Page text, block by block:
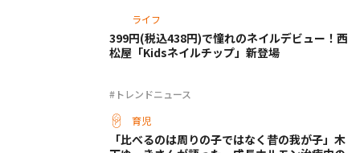
ライフ
#トレンドニュース
399円(税込438円)で憧れのネイルデビュー！西
松屋「Kidsネイルチップ」新登場
育児
「比べるのは周りの子ではなく昔の我が子」木